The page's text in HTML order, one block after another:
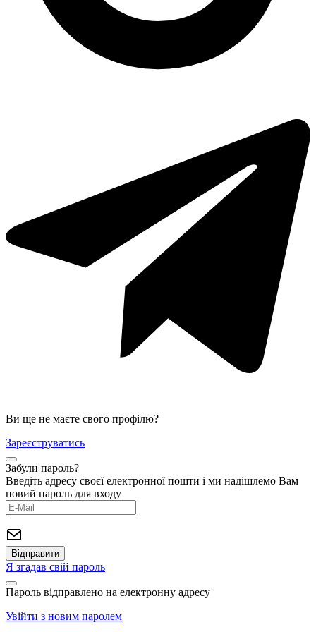
Одноразові контейнери оптом
Ви ще не маєте свого профілю?
Зареєструватись
Забули пароль?
Введіть адресу своєї електронної пошти і ми надішлемо Вам
новий пароль для входу
Я згадав свій пароль
Пароль відправлено на електронну адресу
Увійти з новим паролем